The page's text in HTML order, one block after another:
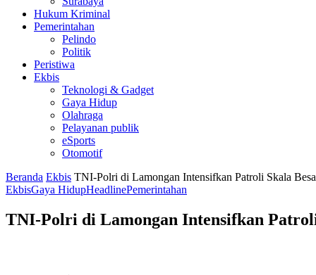
Hukum Kriminal
Pemerintahan
Pelindo
Politik
Peristiwa
Ekbis
Teknologi & Gadget
Gaya Hidup
Olahraga
Pelayanan publik
eSports
Otomotif
Beranda Ekbis TNI-Polri di Lamongan Intensifkan Patroli Skala
EkbisGaya HidupHeadlinePemerintahan
TNI-Polri di Lamongan Intensifkan